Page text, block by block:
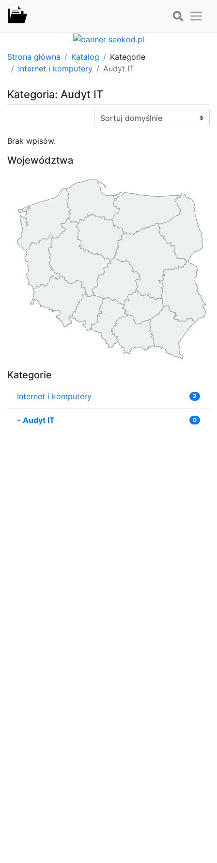
Strona główna Katalog
Kategorie
Internet i komputery
Audyt IT
Kategoria: Audyt IT
Sortuj:
Brak wpisów.
Województwa
Kategorie
Internet i komputery 2
- Audyt IT 0